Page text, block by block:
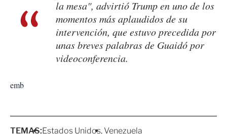
la mesa", advirtió Trump en uno de los
momentos más aplaudidos de su
intervención, que estuvo precedida por
unas breves palabras de Guaidó por
videoconferencia.
emb
TEMAS:Estados Unidos Venezuela